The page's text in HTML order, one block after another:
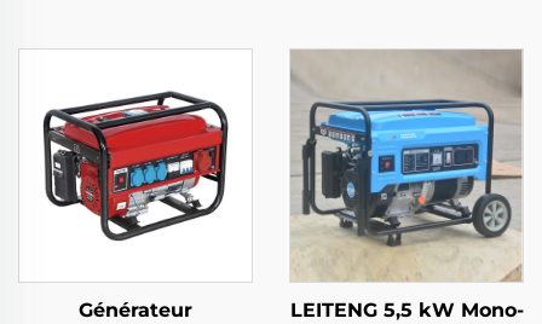
Générateur
LEITENG 5,5 kW Mono-